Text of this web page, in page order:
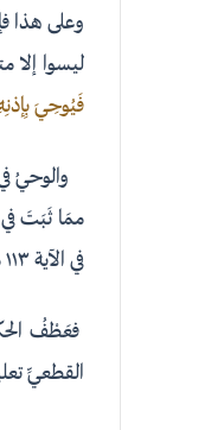
وعلى هذا
ليسوا إلا
فَيُوحِيَ
والوحيُ
ممَا ثَبَتَ
في الآية ١١٣ من سورةِ النساءِ:
فعَطْفُ
القطعيِّ